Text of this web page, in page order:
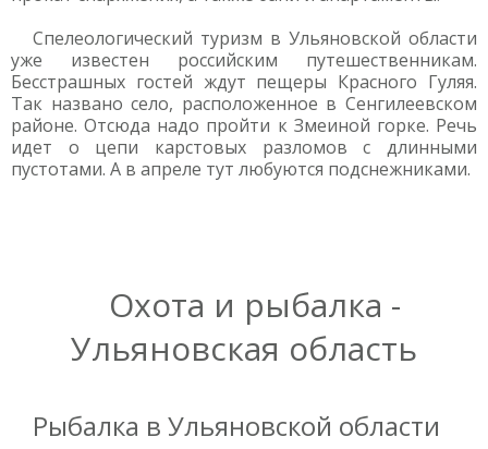
Спелеологический туризм в Ульяновской области
уже известен российским путешественникам.
Бесстрашных гостей ждут пещеры Красного Гуляя.
Так названо село, расположенное в Сенгилеевском
районе. Отсюда надо пройти к Змеиной горке. Речь
идет о цепи карстовых разломов с длинными
пустотами. А в апреле тут любуются подснежниками.
Охота и рыбалка -
Ульяновская область
Рыбалка в Ульяновской области